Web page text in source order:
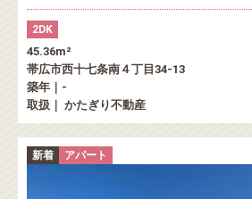
2DK
45.36m²
帯広市西十七条南４丁目34-13
築年｜-
取扱｜ かたぎり不動産
新着 アパート